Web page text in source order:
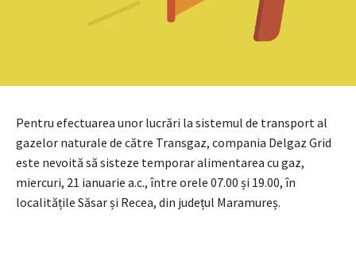
Pentru efectuarea unor lucrări la sistemul de transport al
gazelor naturale de către Transgaz, compania Delgaz Grid
este nevoită să sisteze temporar alimentarea cu gaz,
miercuri, 21 ianuarie a.c., între orele 07.00 și 19.00, în
localitățile Săsar și Recea, din județul Maramureș.